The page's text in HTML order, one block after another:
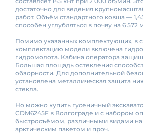
достаточно для ведения
работ. Объём стандартного ковша —
способен углубляться в почву на 6 572
Помимо указанных комплектующих, в
комплектацию модели включена
гидромолота. Кабина оператора
Большая площадь остекления
обзорности. Для дополнительной
установлена металлическая защита
стекла.
Но можно купить гусеничный
CDM6245F в Волгограде и с набором
быстросъёмом, различными видами
арктическим пакетом и проч.